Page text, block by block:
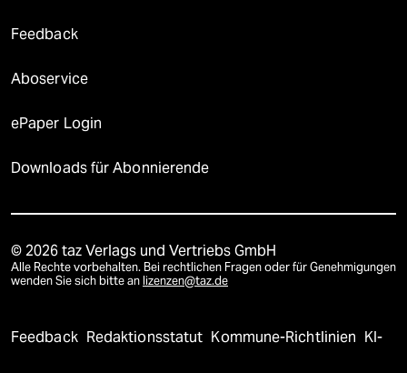
Feedback
Aboservice
ePaper Login
Downloads für Abonnierende
© 2026 taz Verlags und Vertriebs GmbH
Alle Rechte vorbehalten. Bei rechtlichen Fragen oder für Genehmigungen
wenden Sie sich bitte an lizenzen@taz.de
Feedback Redaktionsstatut Kommune-Richtlinien KI-